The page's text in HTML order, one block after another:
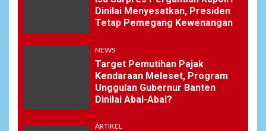
Dinilai Menyesatkan, Presiden
Tetap Pemegang Kewenangan
NEWS
Target Pemutihan Pajak
Kendaraan Meleset, Program
Unggulan Gubernur Banten
Dinilai Abal-Abal?
ARTIKEL